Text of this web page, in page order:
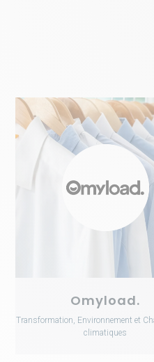
VOIR
Omyload.
Transformation, Environnement et
climatiques